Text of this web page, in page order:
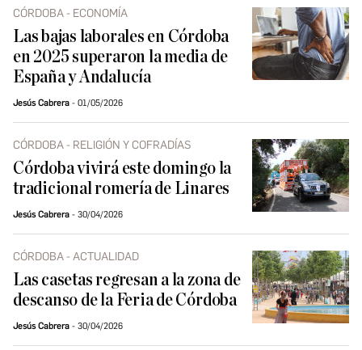
CÓRDOBA - ECONOMÍA
Las bajas laborales en Córdoba
en 2025 superaron la media de
España y Andalucía
Jesús Cabrera 01/05/2026
CÓRDOBA - RELIGIÓN Y COFRADÍAS
Córdoba vivirá este domingo la
tradicional romería de Linares
Jesús Cabrera 30/04/2026
CÓRDOBA - ACTUALIDAD
Las casetas regresan a la zona de
descanso de la Feria de Córdoba
Jesús Cabrera 30/04/2026